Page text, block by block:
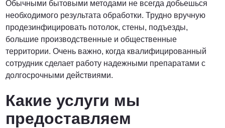
ПОЗВОНИТЬ
Обычными бытовыми методами не всегда добьешься
необходимого результата обработки. Трудно вручную
продезинфицировать потолок, стены, подъезды,
большие производственные и общественные
территории. Очень важно, когда квалифицированный
сотрудник сделает работу надежными препаратами с
долгосрочными действиями.
Какие услуги мы
предоставляем